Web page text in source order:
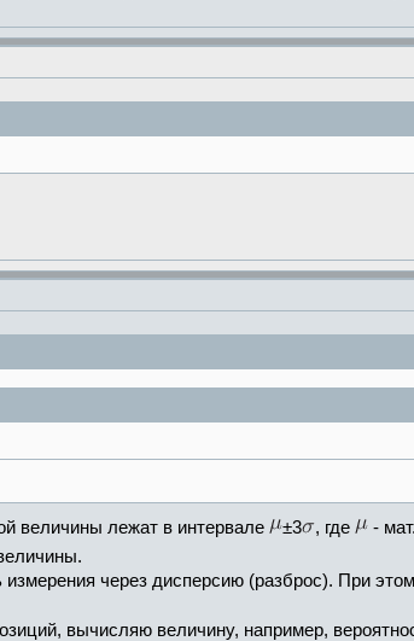
величины лежат в интервале ±3 , где -
через дисперсию (разброс). При
вычисляю величину, например,